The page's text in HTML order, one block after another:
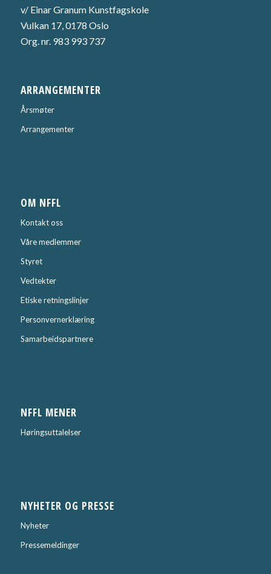
v/ Einar Granum Kunstfagskole
Vulkan 17, 0178 Oslo
Org. nr. 983 993 737
ARRANGEMENTER
Årsmøter
Arrangementer
OM NFFL
Kontakt oss
Våre medlemmer
Styret
Vedtekter
Etiske retningslinjer
Personvernerklæring
Samarbeidspartnere
NFFL MENER
Høringsuttalelser
NYHETER OG PRESSE
Nyheter
Pressemeldinger